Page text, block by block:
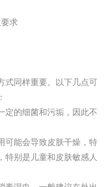
求
式同样重要。以下几点可
定的细菌和污垢，因此不
可能会导致皮肤干燥，特
特别是儿童和皮肤敏感人
润滑油检测
生物质燃料检测